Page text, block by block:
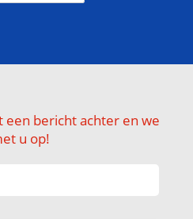
een bericht achter en we
u op!